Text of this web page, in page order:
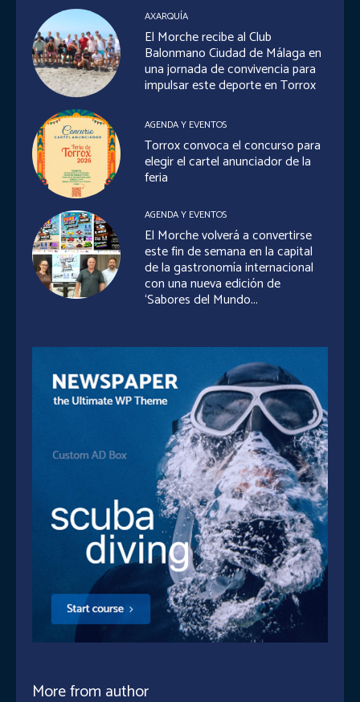
AXARQUÍA
El Morche recibe al Club
Balonmano Ciudad de Málaga en
una jornada de convivencia para
impulsar este deporte en Torrox
AGENDA Y EVENTOS
Torrox convoca el concurso para
elegir el cartel anunciador de la
feria
AGENDA Y EVENTOS
El Morche volverá a convertirse
este fin de semana en la capital
de la gastronomía internacional
con una nueva edición de
‘Sabores del Mundo...
More from author